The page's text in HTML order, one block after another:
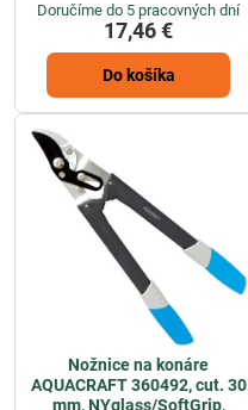
Doručíme do 5 pracovných dní
17,46 €
Do košíka
Nožnice na konáre
AQUACRAFT 360492, cut. 30
mm, NYglass/SoftGrip,